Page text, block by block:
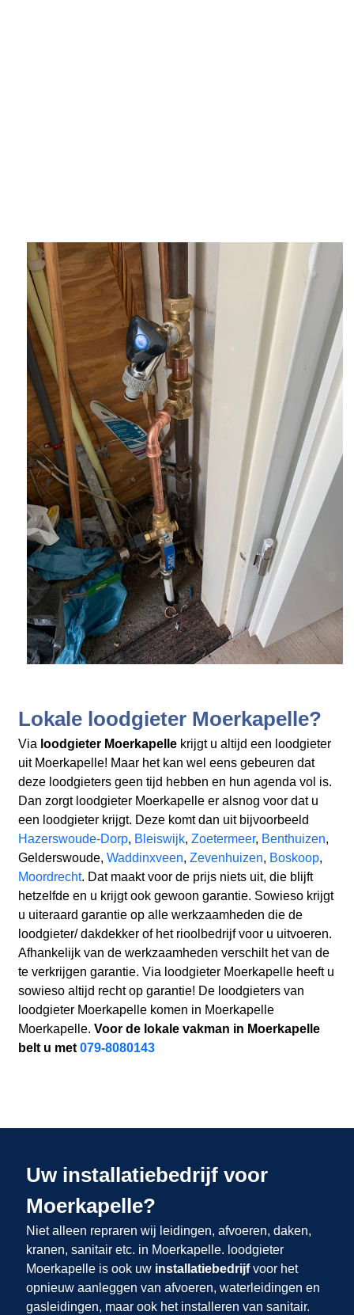
Lokale loodgieter Moerkapelle?
Via loodgieter Moerkapellekrijgt u altijd een loodgieter
uit Moerkapelle! Maar het kan wel eens gebeuren dat
deze loodgieters geen tijd hebben en hun agenda vol is.
Dan zorgt loodgieter Moerkapelle er alsnog voor dat u
een loodgieter krijgt. Deze komt dan uit bijvoorbeeld
Hazerswoude-Dorp, Bleiswijk, Zoetermeer, Benthuizen,
Gelderswoude, Waddinxveen, Zevenhuizen, Boskoop,
Moordrecht. Dat maakt voor de prijs niets uit, die blijft
hetzelfde en u krijgt ook gewoon garantie. Sowieso krijgt
u uiteraard garantie op alle werkzaamheden die de
loodgieter/ dakdekker of het rioolbedrijf voor u uitvoeren.
Afhankelijk van de werkzaamheden verschilt het van de
te verkrijgen garantie. Via loodgieter Moerkapelle heeft u
sowieso altijd recht op garantie! De loodgieters van
loodgieter Moerkapelle komen in Moerkapelle
Moerkapelle. Voor de lokale vakman in Moerkapelle
belt u met079-8080143
Uw installatiebedrijf voor
Moerkapelle?
Niet alleen repraren wij leidingen, afvoeren, daken,
kranen, sanitair etc. in Moerkapelle. loodgieter
Moerkapelle is ook uw installatiebedrijfvoor het
opnieuw aanleggen van afvoeren, waterleidingen en
gasleidingen, maar ook het installeren van sanitair.